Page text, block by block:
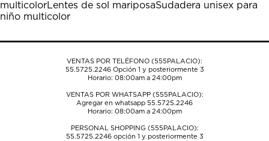
multicolorLentes de sol mariposaSudadera unisex para
niño multicolor
VENTAS POR TELÉFONO (555PALACIO):
55.5725.2246Opción 1 y posteriormente 3
Horario: 08:00am a 24:00pm
VENTAS POR WHATSAPP (555PALACIO):
Agregar en whatsapp 55.5725.2246
Horario: 08:00am a 24:00pm
PERSONAL SHOPPING (555PALACIO):
55.5725.2246opción 1 y posteriormente 3